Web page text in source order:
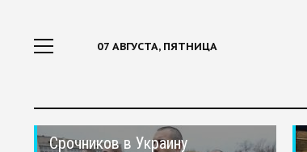
07 АВГУСТА, ПЯТНИЦА
Срочников в Украину